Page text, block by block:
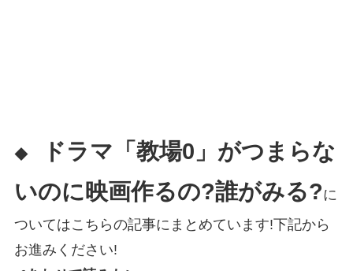
◆
ドラマ「教場0」がつまらな
いのに映画作るの?誰がみる?に
ついてはこちらの記事にまとめています!下記から
お進みください!